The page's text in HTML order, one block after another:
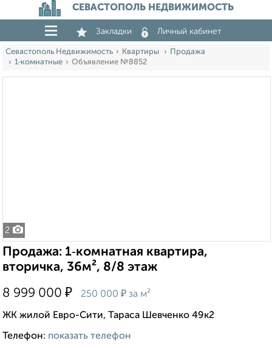
СЕВАСТОПОЛЬ НЕДВИЖИМОСТЬ
Закладки Личный кабинет
Севастополь Недвижимость Квартиры
Продажа
1‑комнатные
Объявление №8852
2
Продажа: 1‑комнатная квартира,
вторичка, 36м², 8/8 этаж
8 999 000 ₽ 250 000 ₽ за м²
ЖК жилой Евро-Сити, Тараса Шевченко 49к2
Телефон: показать телефон